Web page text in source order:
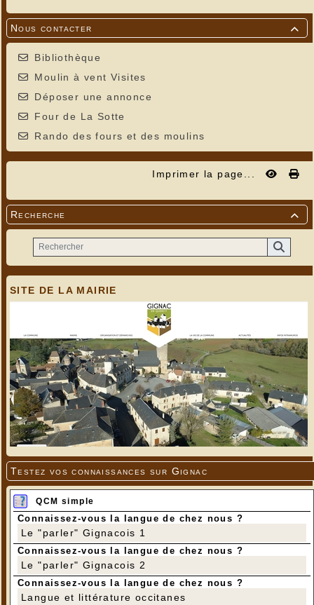

Nous contacter
Bibliothèque
Moulin à vent Visites
Déposer une annonce
Four de La Sotte
Rando des fours et des moulins
Imprimer la page...

Recherche
SITE DE LA MAIRIE
Testez vos connaissances sur Gignac
QCM simple
Connaissez-vous la langue de chez nous ?
Le "parler" Gignacois 1
Connaissez-vous la langue de chez nous ?
Le "parler" Gignacois 2
Connaissez-vous la langue de chez nous ?
Langue et littérature occitanes
---